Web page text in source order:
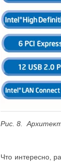
Рис.8 .
Что интересно,